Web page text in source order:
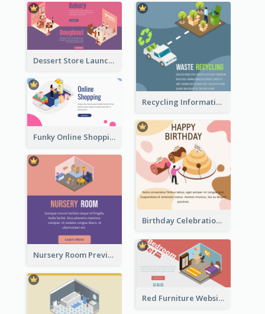
Dessert Store Launching Slide With Isometric Diagram
Recycling Information Graphic With Isometric Diagram
Funky Online Shopping Header With Isometric Diagram
Birthday Celebration Graphic With Cute Isometric Diagram
Nursery Room Preview With Isometric Diagram
Red Furniture Website Landing Page With Isometric Diagram